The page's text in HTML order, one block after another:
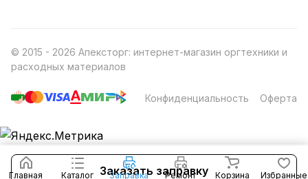
Заказать заправку
Главная Каталог Заправка Ремонт Корзина Избранные
© 2015 - 2026 Апексторг: интернет-магазин оргтехники и
расходных материалов
Конфиденциальность Оферта